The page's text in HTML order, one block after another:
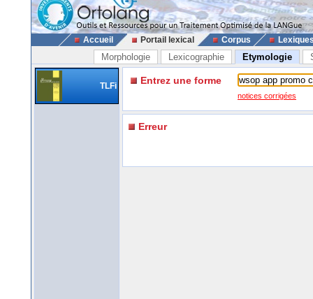
Accueil Portail lexical Corpus
Morphologie Lexicographie Etymologie
TLFi Entrez une forme
notices corrigées
Erreur